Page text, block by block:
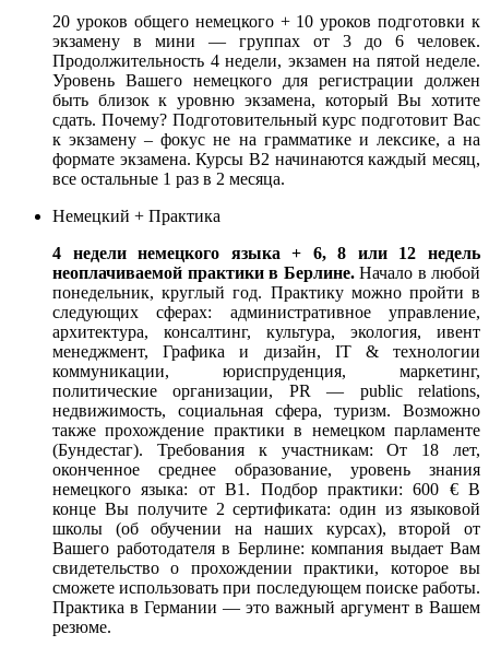
20 уроков общего немецкого + 10 уроков подготовки к
экзамену в мини — группах от 3 до 6 человек.
Продолжительность 4 недели, экзамен на пятой неделе.
Уровень Вашего немецкого для регистрации должен
быть близок к уровню экзамена, который Вы хотите
сдать. Почему? Подготовительный курс подготовит Вас
к экзамену – фокус не на грамматике и лексике, а на
формате экзамена. Курсы B2 начинаются каждый месяц,
все остальные 1 раз в 2 месяца.
Немецкий + Практика
4 недели немецкого языка + 6, 8 или 12 недель
неоплачиваемой практики в Берлине.Начало в любой
понедельник, круглый год. Практику можно пройти в
следующих сферах: административное управление,
архитектура, консалтинг, культура, экология, ивент
менеджмент, Графика и дизайн, IT & технологии
коммуникации, юриспруденция, маркетинг,
политические организации, PR — public relations,
недвижимость, социальная сфера, туризм. Возможно
также прохождение практики в немецком парламенте
(Бундестаг). Требования к участникам: От 18 лет,
оконченное среднее образование, уровень знания
немецкого языка: от B1. Подбор практики: 600 € В
конце Вы получите 2 сертификата: один из языковой
школы (об обучении на наших курсах), второй от
Вашего работодателя в Берлине: компания выдает Вам
свидетельство о прохождении практики, которое вы
сможете использовать при последующем поиске работы.
Практика в Германии — это важный аргумент в Вашем
резюме.